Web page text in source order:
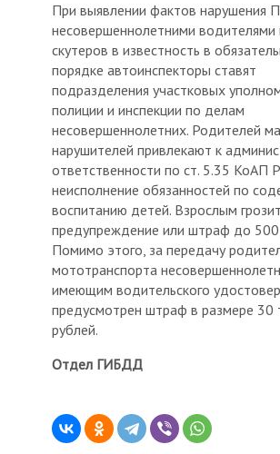
При выявлении фактов нарушения
несовершеннолетними
скутеров в известность в
порядке автоинспекторы ставят
подразделения участковых
полиции и инспекции по делам
несовершеннолетних. Родителей
нарушителей привлекают к
ответственности по ст. 5.35 КоАП
неисполнение обязанностей по
воспитанию детей. Взрослым грозит
предупреждение или штраф до 500
Помимо этого, за передачу
мототранспорта
имеющим водительского
предусмотрен штраф в размере 30
рублей.
Отдел ГИБДД